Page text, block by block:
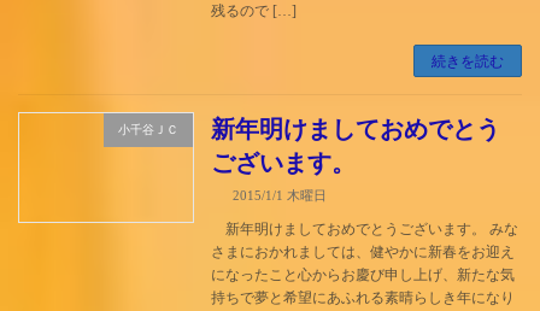
残るので […]
続きを読む
小千谷ＪＣ
新年明けましておめでとう
ございます。
2015/1/1 木曜日
新年明けましておめでとうございます。 みな
さまにおかれましては、健やかに新春をお迎え
になったこと心からお慶び申し上げ、新たな気
持ちで夢と希望にあふれる素晴らしき年になり